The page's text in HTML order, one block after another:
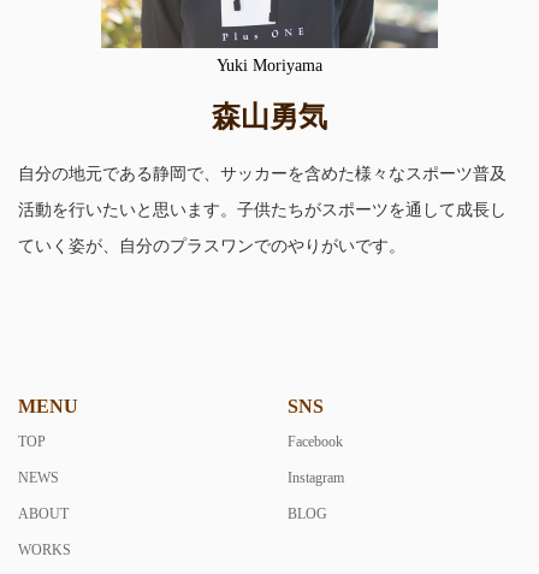
Yuki Moriyama
森山勇気
自分の地元である静岡で、サッカーを含めた様々なスポーツ普及
活動を行いたいと思います。子供たちがスポーツを通して成長し
ていく姿が、自分のプラスワンでのやりがいです。
MENU
TOP
NEWS
ABOUT
WORKS
SNS
Facebook
Instagram
BLOG